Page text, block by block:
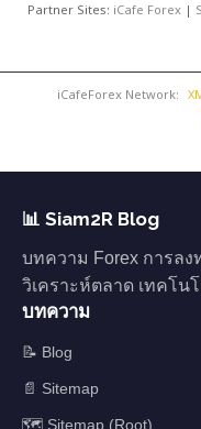
Partner Sites: iCafe Forex|
iCafeForex Network:
📊 Siam2R Blog
บทความ Forex การลง
วิเคราะห์ตลาด เทคโน
บทความ
📝 Blog
📄 Sitemap
🗺️ Sitemap (Root)